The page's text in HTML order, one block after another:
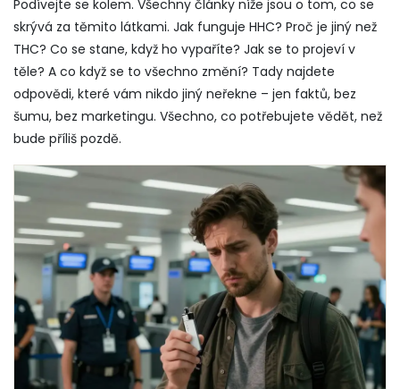
Podívejte se kolem. Všechny články níže jsou o tom, co se
skrývá za těmito látkami. Jak funguje HHC? Proč je jiný než
THC? Co se stane, když ho vypaříte? Jak se to projeví v
těle? A co když se to všechno změní? Tady najdete
odpovědi, které vám nikdo jiný neřekne – jen faktů, bez
šumu, bez marketingu. Všechno, co potřebujete vědět, než
bude příliš pozdě.